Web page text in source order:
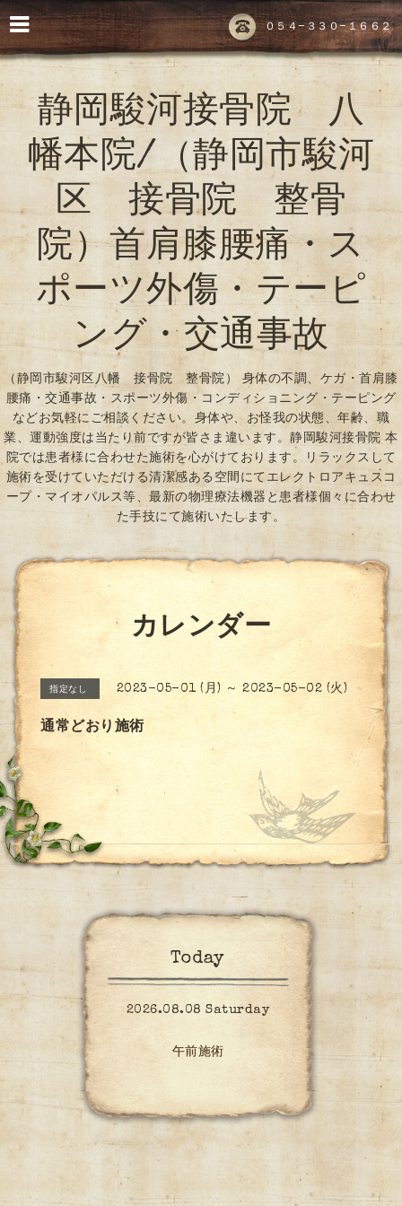
０５４-３３０-１６６２
静岡駿河接骨院 八
幡本院/（静岡市駿河
区 接骨院 整骨
院）首肩膝腰痛・ス
ポーツ外傷・テーピ
ング・交通事故
（静岡市駿河区八幡 接骨院 整骨院） 身体の不調、ケガ・首肩膝
腰痛・交通事故・スポーツ外傷・コンディショニング・テーピング
などお気軽にご相談ください。身体や、お怪我の状態、年齢、職
業、運動強度は当たり前ですが皆さま違います。静岡駿河接骨院 本
院では患者様に合わせた施術を心がけております。リラックスして
施術を受けていただける清潔感ある空間にてエレクトロアキュスコ
ープ・マイオパルス等、最新の物理療法機器と患者様個々に合わせ
た手技にて施術いたします。
カレンダー
指定なし 2023-05-01 (月) ～ 2023-05-02 (火)
通常どおり施術
Today
2026.08.08 Saturday
午前施術